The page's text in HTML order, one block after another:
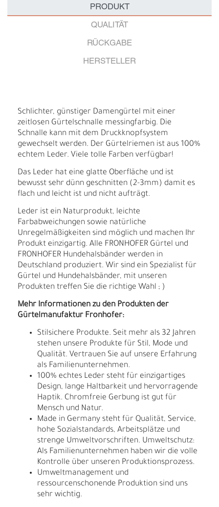
PRODUKT
QUALITÄT
RÜCKGABE
HERSTELLER
Schlichter, günstiger Damengürtel mit einer
zeitlosen Gürtelschnalle messingfarbig. Die
Schnalle kann mit dem Druckknopfsystem
gewechselt werden. Der Gürtelriemen ist aus 100%
echtem Leder. Viele tolle Farben verfügbar!
Das Leder hat eine glatte Oberfläche und ist
bewusst sehr dünn geschnitten (2-3mm) damit es
flach und leicht ist und nicht aufträgt.
Leder ist ein Naturprodukt, leichte
Farbabweichungen sowie natürliche
Unregelmäßigkeiten sind möglich und machen Ihr
Produkt einzigartig. Alle FRONHOFER Gürtel und
FRONHOFER Hundehalsbänder werden in
Deutschland produziert. Wir sind ein Spezialist für
Gürtel und Hundehalsbänder, mit unseren
Produkten treffen Sie die richtige Wahl ; )
Mehr Informationen zu den Produkten der
Gürtelmanufaktur Fronhofer:
Stilsichere Produkte. Seit mehr als 32 Jahren
stehen unsere Produkte für Stil, Mode und
Qualität. Vertrauen Sie auf unsere Erfahrung
als Familienunternehmen.
100% echtes Leder steht für einzigartiges
Design, lange Haltbarkeit und hervorragende
Haptik. Chromfreie Gerbung ist gut für
Mensch und Natur.
Made in Germany steht für Qualität, Service,
hohe Sozialstandards, Arbeitsplätze und
strenge Umweltvorschriften. Umweltschutz:
Als Familienunternehmen haben wir die volle
Kontrolle über unseren Produktionsprozess.
Umweltmanagement und
ressourcenschonende Produktion sind uns
sehr wichtig.